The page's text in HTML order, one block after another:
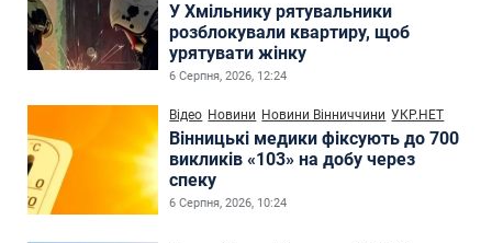
У Хмільнику рятувальники
розблокували квартиру, щоб
урятувати жінку
6 Серпня, 2026, 12:24
Відео Новини Новини Вінниччини УКР.НЕТ
Вінницькі медики фіксують до 700
викликів «103» на добу через
спеку
6 Серпня, 2026, 10:24